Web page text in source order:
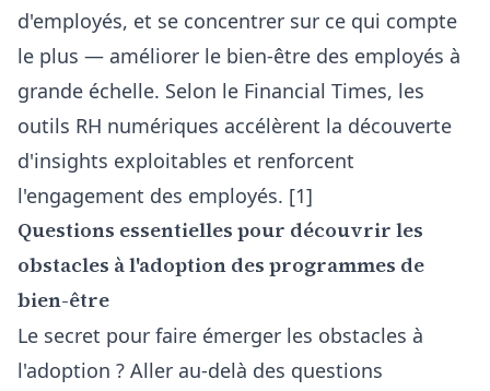
d'employés, et se concentrer sur ce qui compte
le plus — améliorer le bien-être des employés à
grande échelle. Selon le Financial Times, les
outils RH numériques accélèrent la découverte
d'insights exploitables et renforcent
l'engagement des employés. [1]
Questions essentielles pour découvrir les
obstacles à l'adoption des programmes de
bien-être
Le secret pour faire émerger les obstacles à
l'adoption ? Aller au-delà des questions